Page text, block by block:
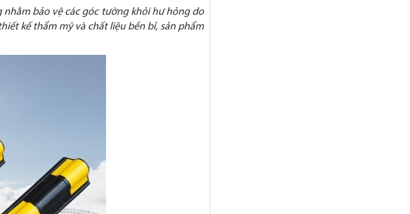
bảo vệ các góc tường khỏi hư hỏng do
kế thẩm mỹ và chất liệu bền bỉ, sản phẩm